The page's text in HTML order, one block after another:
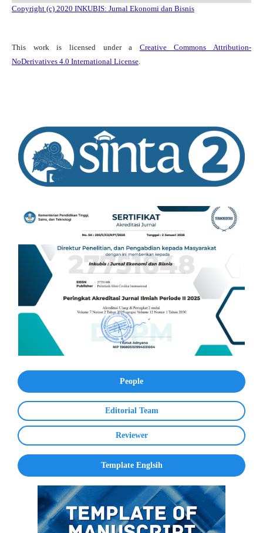
Copyright (c) 2020 INKUBIS: Jurnal Ekonomi dan Bisnis
This work is licensed under a Creative Commons Attribution-
NoDerivatives 4.0 International License.
People
Editorial Team
Reviewer
Template Englsih